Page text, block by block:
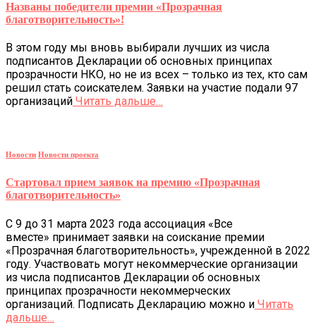
Названы победители премии «Прозрачная
благотворительность»!
В этом году мы вновь выбирали лучших из числа
подписантов Декларации об основных принципах
прозрачности НКО, но не из всех – только из тех, кто сам
решил стать соискателем. Заявки на участие подали 97
организаций Читать дальше…
Новости Новости проекта
Стартовал прием заявок на премию «Прозрачная
благотворительность»
С 9 до 31 марта 2023 года ассоциация «Все
вместе» принимает заявки на соискание премии
«Прозрачная благотворительность», учрежденной в 2022
году. Участвовать могут некоммерческие организации
из числа подписантов Декларации об основных
принципах прозрачности некоммерческих
организаций. Подписать Декларацию можно и Читать
дальше…